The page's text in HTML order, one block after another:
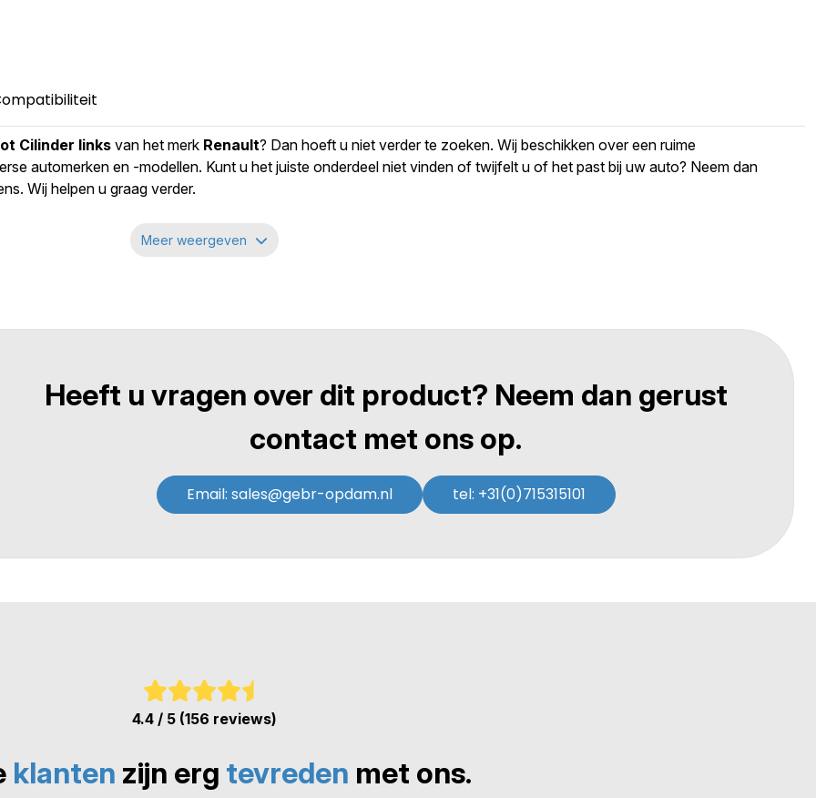
Cilinder links van het merk Renault? Dan hoeft u niet verder te zoeken. Wij beschikken over een ruime
automerken en -modellen. Kunt u het juiste onderdeel niet vinden of twijfelt u of het past bij uw auto? Neem dan
Wij helpen u graag verder.
Meer weergeven
Heeft u vragen over dit product? Neem dan gerust
contact met ons op.
Email: sales@gebr-opdam.nl tel: +31(0)715315101
4.4 / 5 (156 reviews)
klanten zijn erg tevreden met ons.